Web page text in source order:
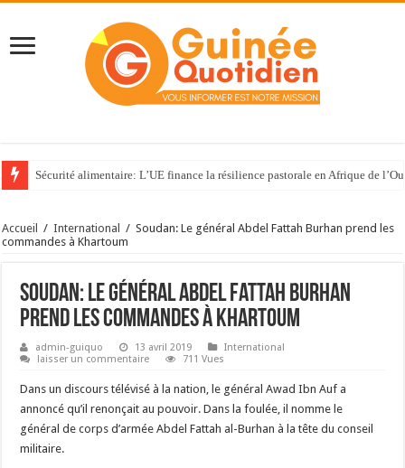
Sécurité alimentaire: L’UE finance la résilience pastorale en Afrique de
Accueil / International / Soudan: Le général Abdel Fattah Burhan prend les
commandes à Khartoum
Soudan: Le général Abdel Fattah Burhan
prend les commandes à Khartoum
admin-guiquo 13 avril 2019
International
laisser un commentaire
711 Vues
Dans un discours télévisé à la nation, le général Awad Ibn Auf a
annoncé qu’il renonçait au pouvoir. Dans la foulée, il nomme le
général de corps d’armée Abdel Fattah al-Burhan à la tête du conseil
militaire.